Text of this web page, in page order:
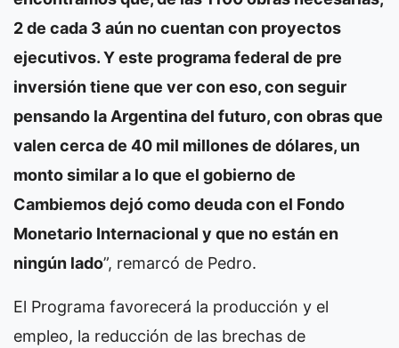
2 de cada 3 aún no cuentan con proyectos
ejecutivos. Y este programa federal de pre
inversión tiene que ver con eso, con seguir
pensando la Argentina del futuro, con obras que
valen cerca de 40 mil millones de dólares, un
monto similar a lo que el gobierno de
Cambiemos dejó como deuda con el Fondo
Monetario Internacional y que no están en
ningún lado”, remarcó de Pedro.
El Programa favorecerá la producción y el
empleo, la reducción de las brechas de